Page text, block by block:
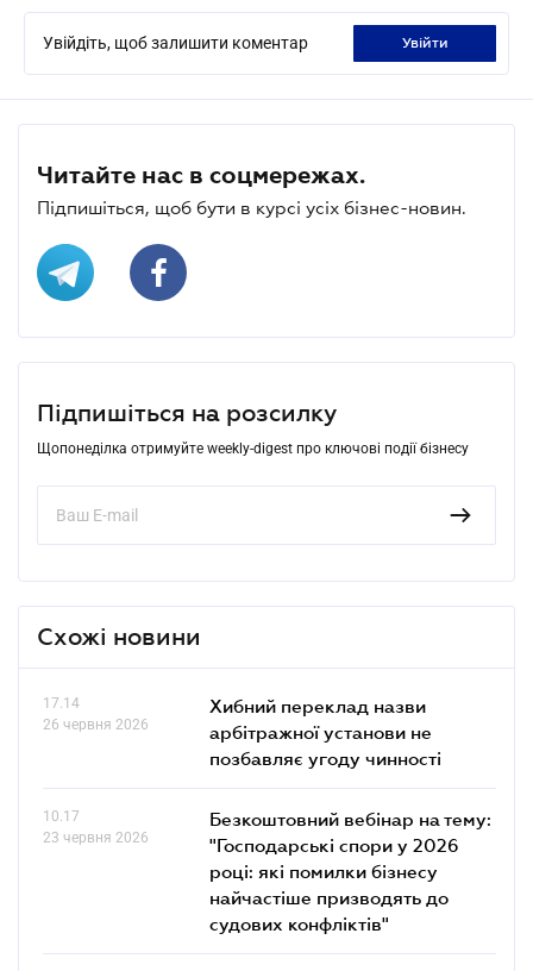
Увійдіть, щоб залишити коментар увійти
Читайте нас в соцмережах.
Підпишіться, щоб бути в курсі усіх бізнес-новин.
Підпишіться на розсилку
Щопонеділка отримуйте weekly-digest про ключові події бізнесу
Схожі новини
17.14
26 червня 2026
Хибний переклад назви
арбітражної установи не
позбавляє угоду чинності
10.17
23 червня 2026
Безкоштовний вебінар на тему:
"Господарські спори у 2026
році: які помилки бізнесу
найчастіше призводять до
судових конфліктів"